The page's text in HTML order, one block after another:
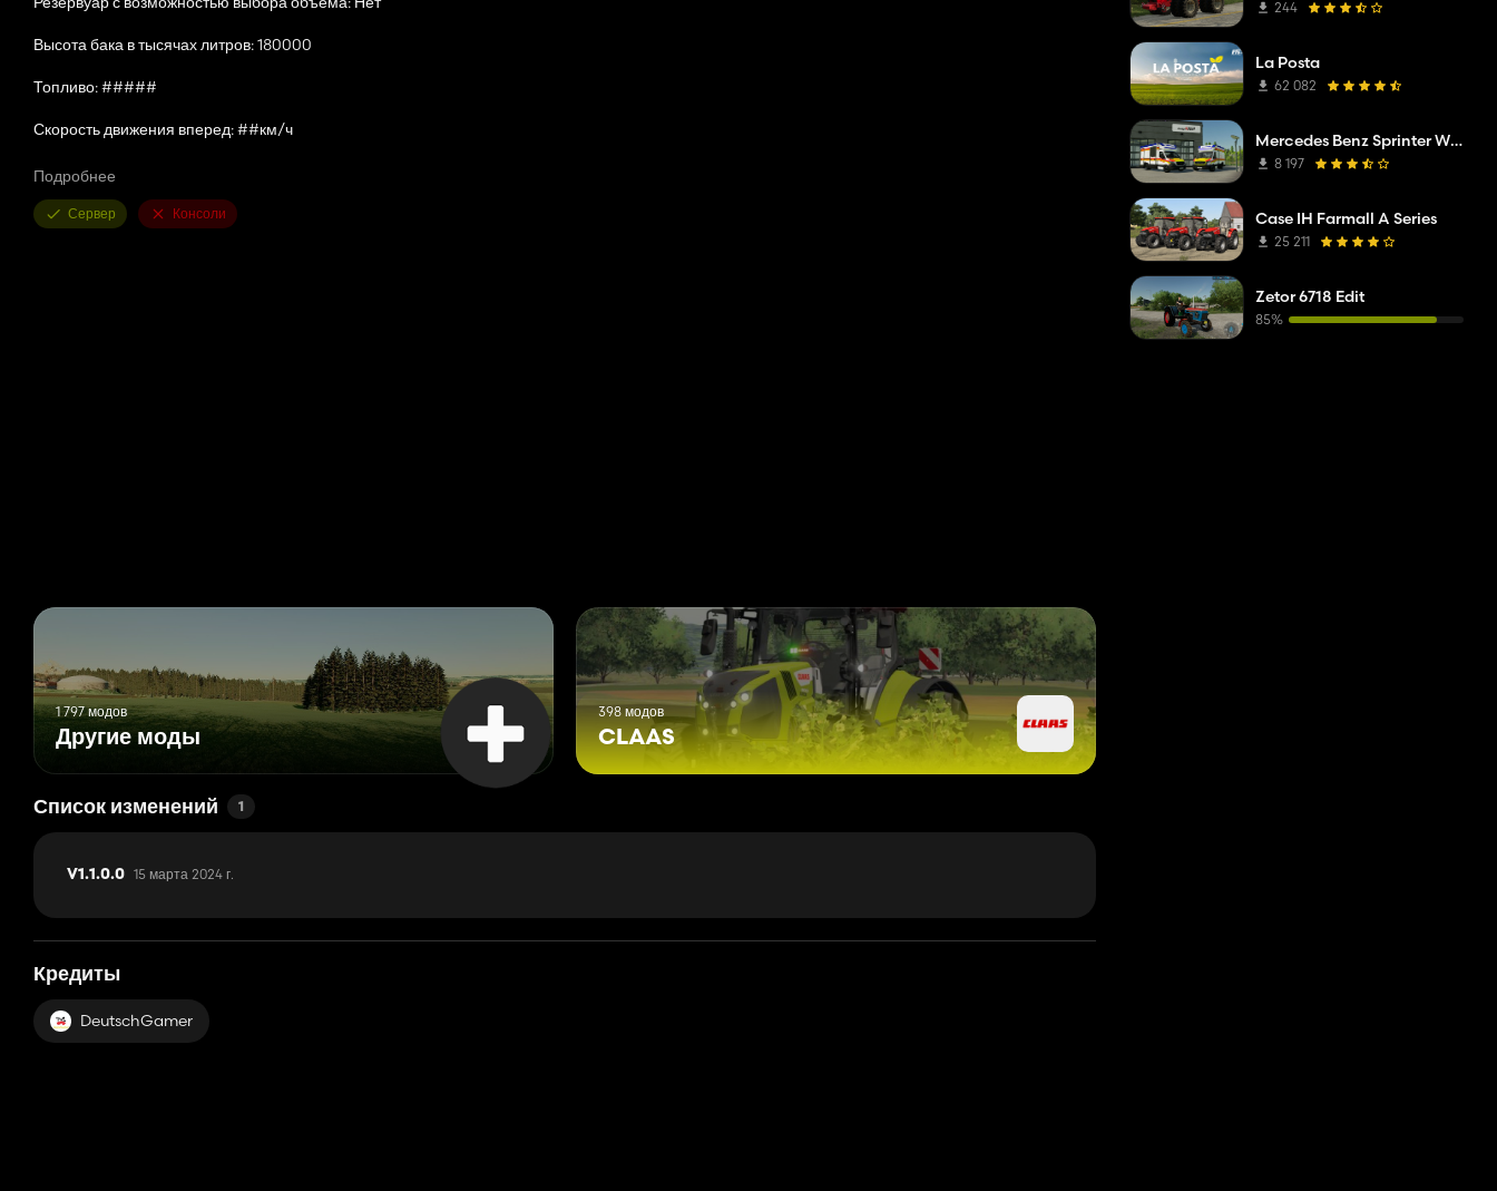
Высота бака в тысячах литров: 180000
Топливо: #####
Скорость движения вперед: ##км/ч
ХП: ####
Скорость сбора урожая: 35
Подробнее
Сервер Консоли
1 797 модов
Другие моды
398 модов
CLAAS
Список изменений 1
V1.1.0.0 15 марта 2024 г.
Кредиты
DeutschGamer
244
La Posta
62 082
Mercedes Benz Sprinter W907 AM Tigis Europa RTW
8 197
Case IH Farmall A Series
25 211
Zetor 6718 Edit
85%